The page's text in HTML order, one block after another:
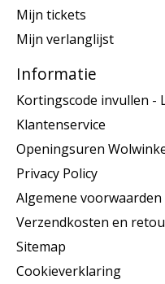
Mijn tickets
Mijn verlanglijst
Informatie
Kortingscode invullen -
Klantenservice
Openingsuren
Privacy Policy
Algemene
Verzendkosten en
Sitemap
Cookieverklaring